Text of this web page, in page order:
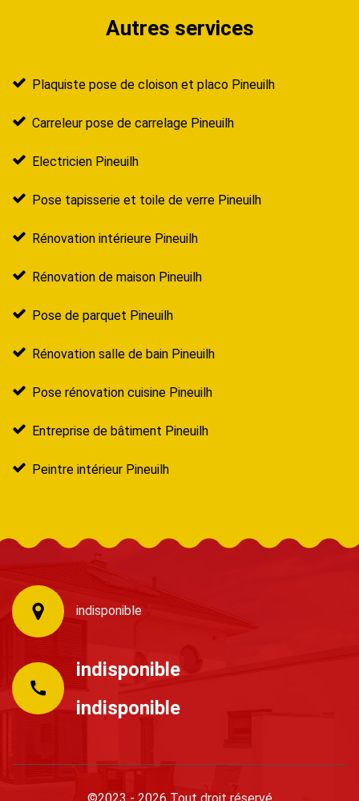
Autres services
Plaquiste pose de cloison et placo Pineuilh
Carreleur pose de carrelage Pineuilh
Electricien Pineuilh
Pose tapisserie et toile de verre Pineuilh
Rénovation intérieure Pineuilh
Rénovation de maison Pineuilh
Pose de parquet Pineuilh
Rénovation salle de bain Pineuilh
Pose rénovation cuisine Pineuilh
Entreprise de bâtiment Pineuilh
Peintre intérieur Pineuilh
indisponible
indisponible
indisponible
©2023 - 2026 Tout droit réservé